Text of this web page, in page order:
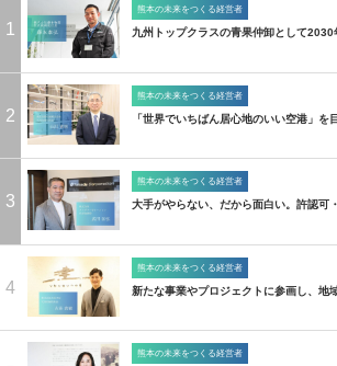
1
熊本の未来をつくる経営者
九州トップクラスの青果仲卸として2030
2
熊本の未来をつくる経営者
「世界でいちばん居心地のいい空港」を
3
熊本の未来をつくる経営者
大手がやらない、だから面白い。許認可
4
熊本の未来をつくる経営者
新たな事業やプロジェクトに参画し、地
熊本の未来をつくる経営者